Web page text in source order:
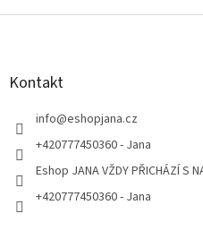
Z
Kontakt
info@eshopjana.cz
+420777450360 - Jana
Eshop JANA VŽDY PŘICHÁZÍ S
+420777450360 - Jana